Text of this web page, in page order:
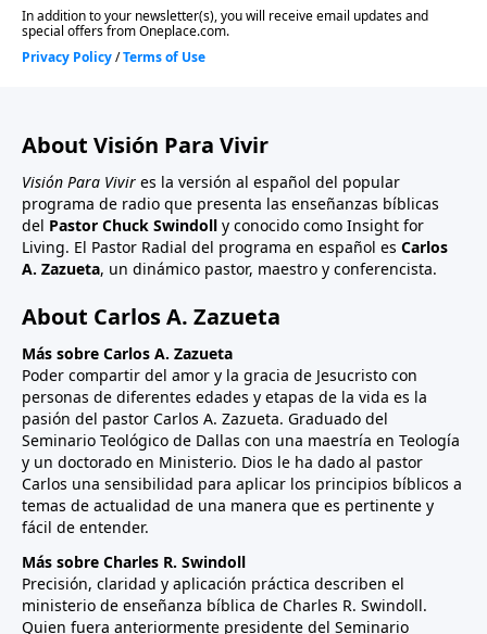
About Visión Para Vivir
Visión Para Vivir es la versión al español del popular
programa de radio que presenta las enseñanzas bíblicas
del Pastor Chuck Swindoll y conocido como Insight for
Living. El Pastor Radial del programa en español es Carlos
A. Zazueta, un dinámico pastor, maestro y conferencista.
About Carlos A. Zazueta
Más sobre Carlos A. Zazueta
Poder compartir del amor y la gracia de Jesucristo con
personas de diferentes edades y etapas de la vida es la
pasión del pastor Carlos A. Zazueta. Graduado del
Seminario Teológico de Dallas con una maestría en Teología
y un doctorado en Ministerio. Dios le ha dado al pastor
Carlos una sensibilidad para aplicar los principios bíblicos a
temas de actualidad de una manera que es pertinente y
fácil de entender.
Más sobre Charles R. Swindoll
Precisión, claridad y aplicación práctica describen el
ministerio de enseñanza bíblica de Charles R. Swindoll.
Quien fuera anteriormente presidente del Seminario